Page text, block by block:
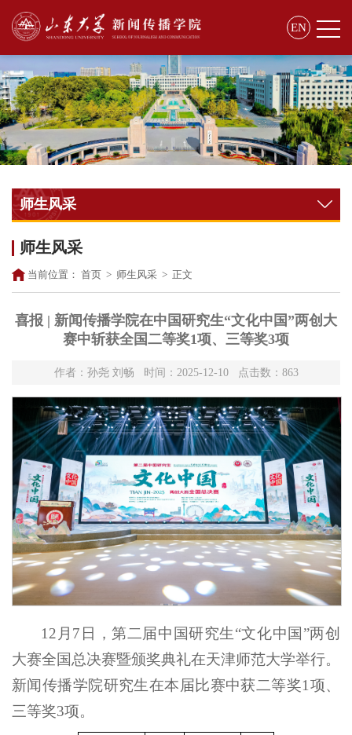
EN
师生风采
师生风采
当前位置： 首页 > 师生风采 > 正文
喜报 | 新闻传播学院在中国研究生“文化中国”两创大
赛中斩获全国二等奖1项、三等奖3项
作者：孙尧 刘畅 时间：2025-12-10 点击数： 863
12月7日，第二届中国研究生“文化中国”两创
大赛全国总决赛暨颁奖典礼在天津师范大学举行。
新闻传播学院研究生在本届比赛中获二等奖1项、
三等奖3项。